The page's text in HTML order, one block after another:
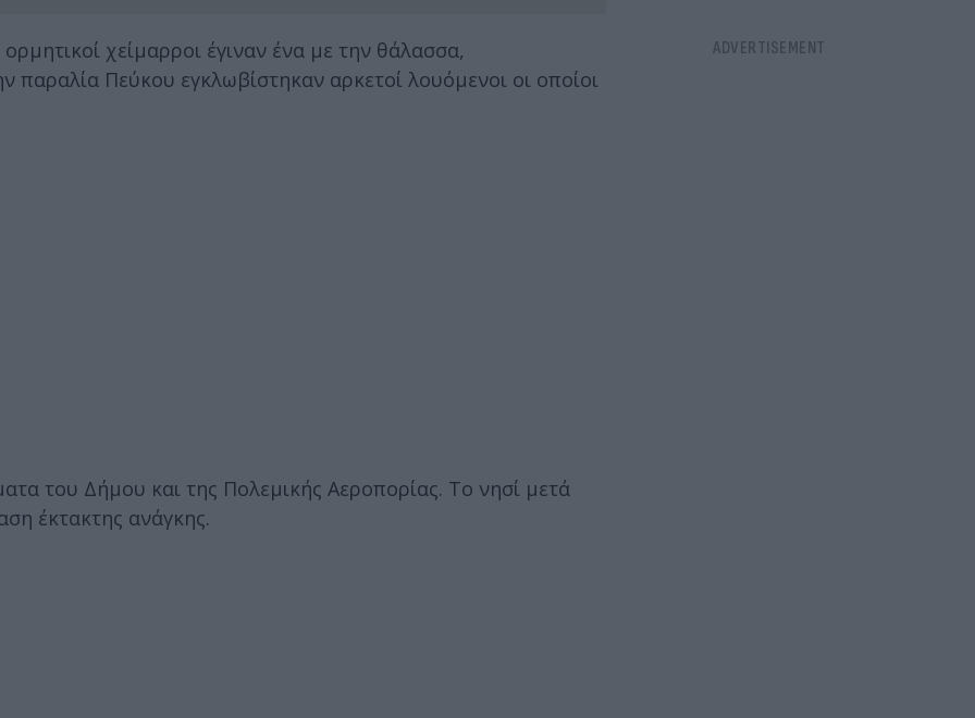
χείμαρροι έγιναν ένα με την θάλασσα,
Πεύκου εγκλωβίστηκαν αρκετοί λουόμενοι οι οποίοι
του Δήμου και της Πολεμικής Αεροπορίας. Το νησί μετά
έκτακτης ανάγκης.